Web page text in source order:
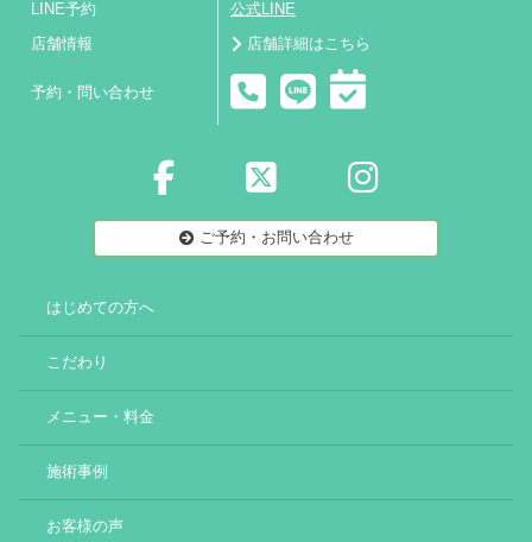
LINE予約 公式LINE
店舗情報 店舗詳細はこちら
予約・問い合わせ
ご予約・お問い合わせ
はじめての方へ
こだわり
メニュー・料金
施術事例
お客様の声